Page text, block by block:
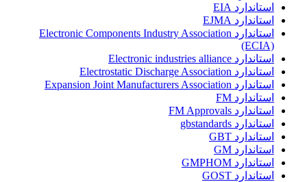
استاندارد EIA
استاندارد EJMA
استاندارد Electronic Components Industry Association
(ECIA)
استاندارد Electronic industries alliance
استاندارد Electrostatic Discharge Association
استاندارد Expansion Joint Manufacturers Association
استاندارد FM
استاندارد FM Approvals
استاندارد gbstandards
استاندارد GBT
استاندارد GM
استاندارد GMPHOM
استاندارد GOST